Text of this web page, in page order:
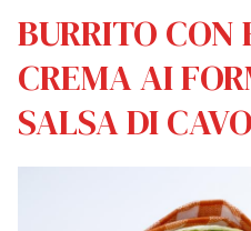
PRESS REVIEW
VALUES
TRIVIA
SHOWROOM
WORK WITH US
BURRITO CON
CREMA AI
SALSA DI